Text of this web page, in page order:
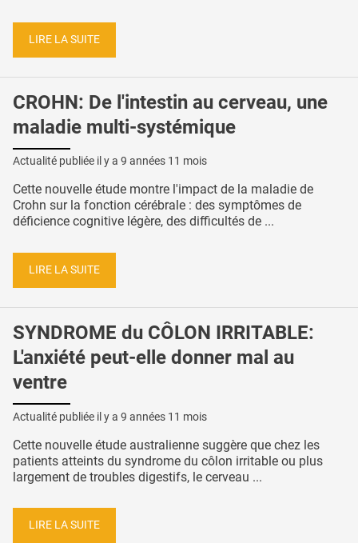
LIRE LA SUITE
CROHN: De l'intestin au cerveau, une
maladie multi-systémique
Actualité publiée il y a 9 années 11 mois
Cette nouvelle étude montre l'impact de la maladie de
Crohn sur la fonction cérébrale : des symptômes de
déficience cognitive légère, des difficultés de ...
LIRE LA SUITE
SYNDROME du CÔLON IRRITABLE:
L'anxiété peut-elle donner mal au
ventre
Actualité publiée il y a 9 années 11 mois
Cette nouvelle étude australienne suggère que chez les
patients atteints du syndrome du côlon irritable ou plus
largement de troubles digestifs, le cerveau ...
LIRE LA SUITE